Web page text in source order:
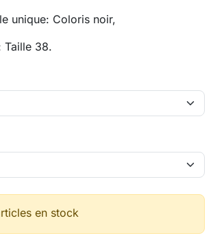
unique: Coloris noir,
Taille 38.
en stock